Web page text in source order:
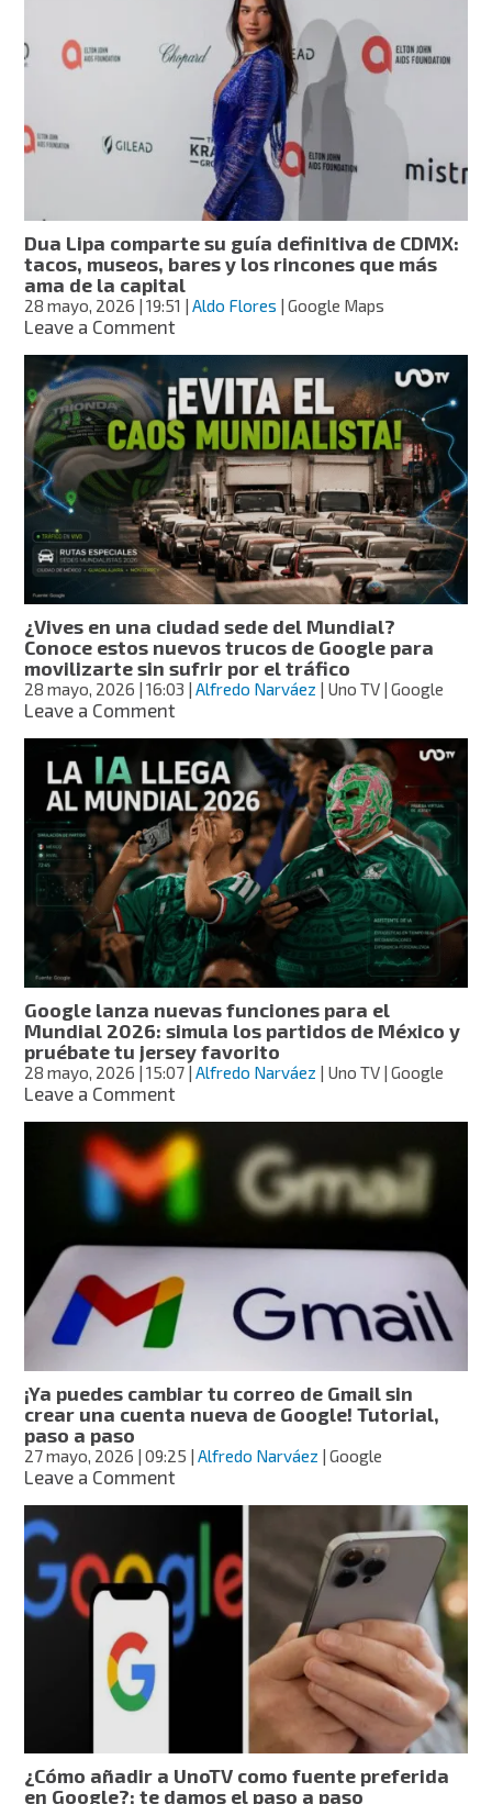
azul
que
aparece
la
parte
superior
tu
celular
Android?
Dua Lipa comparte su guía definitiva de CDMX:
tacos, museos, bares y los rincones que más
ama de la capital
28 mayo, 2026 | 19:51 |Aldo Flores | Google Maps
Leave a Commenton
Lipa
comparte
su
guía
definitiva
de
CDMX:
tacos,
museos,
bares
y
los
rincones
que
más
ama
la
capital
¿Vives en una ciudad sede del Mundial?
Conoce estos nuevos trucos de Google para
movilizarte sin sufrir por el tráfico
28 mayo, 2026 | 16:03 |Alfredo Narváez | Uno TV | Google
Leave a Commenton
una
ciudad
sede
del
Mundial?
Conoce
estos
nuevos
trucos
de
Google
para
movilizarte
sin
sufrir
el
tráfico
Google lanza nuevas funciones para el
Mundial 2026: simula los partidos de México y
pruébate tu jersey favorito
28 mayo, 2026 | 15:07 |Alfredo Narváez | Uno TV | Google
Leave a Commenton
lanza
nuevas
funciones
el
Mundial
simula
los
partidos
México
y
pruébate
jersey
¡Ya puedes cambiar tu correo de Gmail sin
crear una cuenta nueva de Google! Tutorial,
paso a paso
27 mayo, 2026 | 09:25 |Alfredo Narváez | Google
Leave a Commenton
puedes
tu
correo
de
Gmail
sin
de
Google!
¿Cómo añadir a UnoTV como fuente preferida
en Google?; te damos el paso a paso